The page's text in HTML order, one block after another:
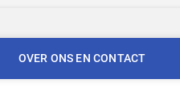
OVER ONS EN CONTACT